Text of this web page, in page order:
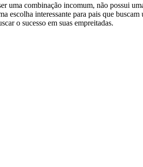
combinação incomum, não possui
interessante para pais que
o sucesso em suas empreitadas.